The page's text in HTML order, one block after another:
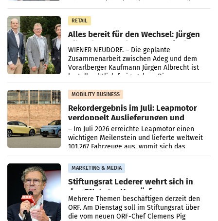
RETAIL
Alles bereit für den Wechsel: Jürgen
Albrecht setzt ab 1.1.2027 auf Adeg
WIENER NEUDORF. – Die geplante
Zusammenarbeit zwischen Adeg und dem
Vorarlberger Kaufmann Jürgen Albrecht ist
kartellrechtlich freigegeben: Die
Bundeswettbewerbsbehörde und der
Bundeskartellanwalt
MOBILITY BUSINESS
Rekordergebnis im Juli: Leapmotor
verdoppelt Auslieferungen und
überschreitet die 100.000er-Marke
– Im Juli 2026 erreichte Leapmotor einen
wichtigen Meilenstein und lieferte weltweit
101.267 Fahrzeuge aus, womit sich das
Ergebnis gegenüber Juli 2025 mehr als
verdoppelte (+102
MARKETING & MEDIA
Stiftungsrat Lederer wehrt sich in
den SN gegen Vorwürfe
Mehrere Themen beschäftigen derzeit den
ORF. Am Dienstag soll im Stiftungsrat über
die vom neuen ORF-Chef Clemens Pig